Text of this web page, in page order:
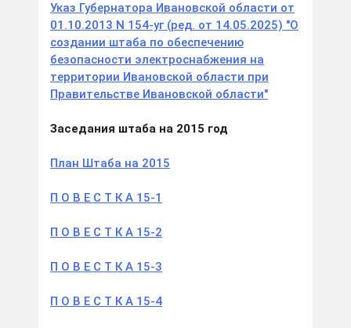
Указ Губернатора Ивановской области от
01.10.2013 N 154-уг (ред. от 14.05.2025) "О
создании штаба по обеспечению
безопасности электроснабжения на
территории Ивановской области при
Правительстве Ивановской области"
Заседания штаба на 2015 год
План Штаба на 2015
П О В Е С Т К А 15-1
П О В Е С Т К А 15-2
П О В Е С Т К А 15-3
П О В Е С Т К А 15-4